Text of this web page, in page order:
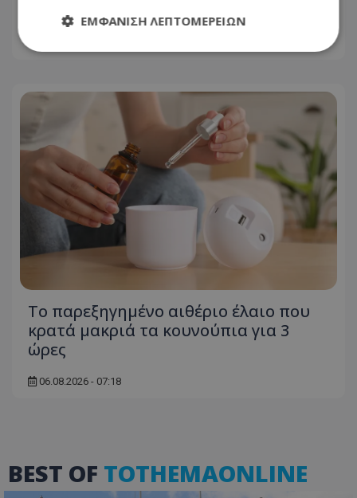
σωστά και με ασφάλεια
Το παρεξηγημένο αιθέριο έλαιο που
κρατά μακριά τα κουνούπια για 3
ώρες
06.08.2026 - 07:18
BEST OF TOTHEMAONLINE
ΕΜΦΆΝΙΣΗ ΛΕΠΤΟΜΕΡΕΙΏΝ
Στόχευσης
Λειτουργικότητας
Μη ταξινομημένα
Τα απολύτως απαραίτητα cookies επιτρέπουν
βασικές λειτουργίες του ιστότοπου, όπως τη
σύνδεση χρήστη και τη διαχείριση λογαριασμού.
Ο ιστότοπος δεν μπορεί να χρησιμοποιηθεί σωστά
χωρίς τα απολύτως απαραίτητα cookies.
Ονοματεπώνυμο
Προμηθευτής
Πεδίο
.lifenewscy.tothemaonline.com